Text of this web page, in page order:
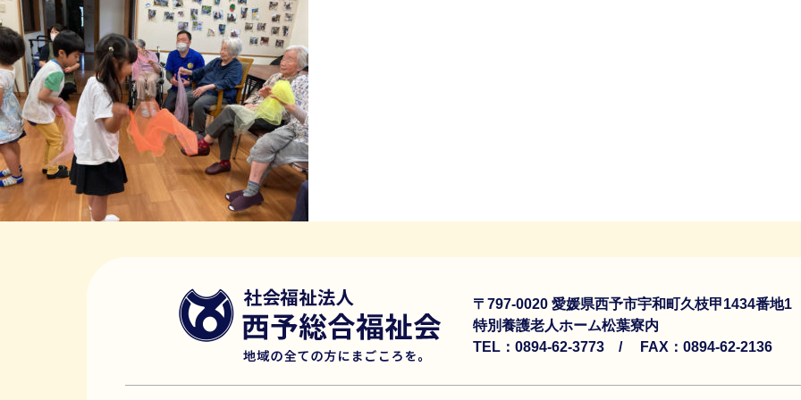
〒797-0020 愛媛県西予市宇和町久枝甲1434番地
特別養護老人ホーム松葉寮内
TEL：0894-62-3773 /
FAX：0894-62-2136